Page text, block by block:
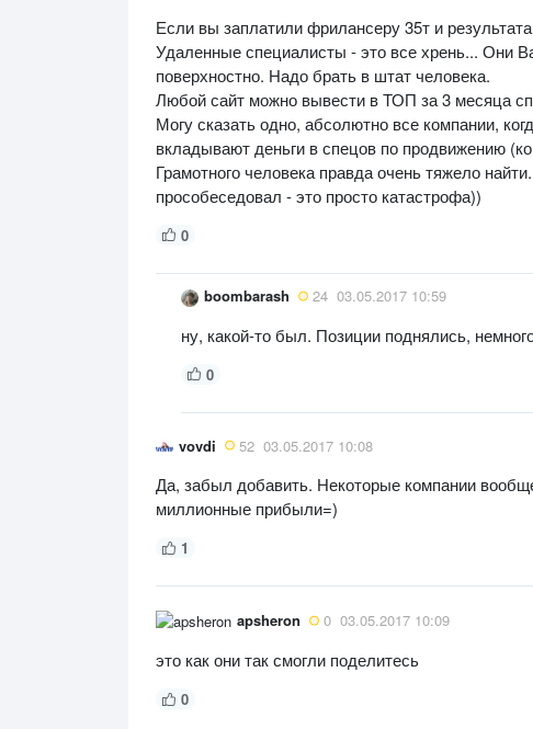
Если вы заплатили фрилансеру 35т и
Удаленные специалисты - это все хрень... Они
поверхностно. Надо брать в штат человека.
Любой сайт можно вывести в ТОП за 3 месяца
Могу сказать одно, абсолютно все компании,
вкладывают деньги в спецов по продвижению
Грамотного человека правда очень тяжело
прособеседовал - это просто катастрофа))
0
boombarash 24 03.05.2017 10:59
ну, какой-то был. Позиции поднялись,
0
vovdi 52 03.05.2017 10:08
Да, забыл добавить. Некоторые компании
миллионные прибыли=)
1
apsheron 0 03.05.2017 10:09
это как они так смогли поделитесь
0